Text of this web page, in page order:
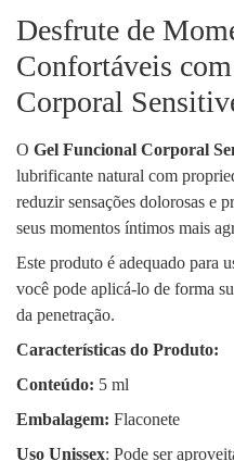
Desfrute de
Confortáveis
Corporal
O Gel Funcional Corporal
lubrificante natural com
reduzir sensações dolorosas e
seus momentos íntimos mais
Este produto é adequado para
você pode aplicá-lo de forma
da penetração.
Características do Produto:
Conteúdo: 5 ml
Embalagem: Flaconete
Uso Unissex: Pode ser